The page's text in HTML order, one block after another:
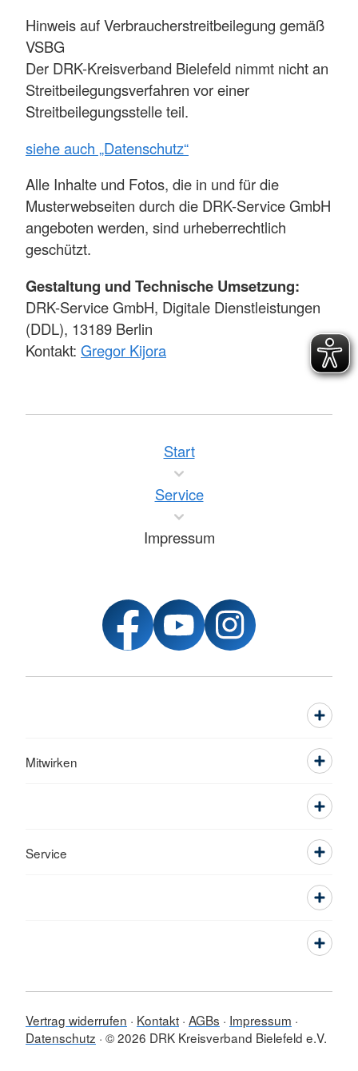
Hinweis auf Verbraucherstreitbeilegung gemäß
VSBG
Der DRK-Kreisverband Bielefeld nimmt nicht an
Streitbeilegungsverfahren vor einer
Streitbeilegungsstelle teil.
siehe auch „Datenschutz“
Alle Inhalte und Fotos, die in und für die
Musterwebseiten durch die DRK-Service GmbH
angeboten werden, sind urheberrechtlich
geschützt.
Gestaltung und Technische Umsetzung:
DRK-Service GmbH, Digitale Dienstleistungen
(DDL), 13189 Berlin
Kontakt: Gregor Kijora
Start
Service
Impressum
Mitwirken
Service
Vertrag widerrufen Kontakt AGBs
Impressum
Datenschutz © 2026 DRK Kreisverband Bielefeld e.V.